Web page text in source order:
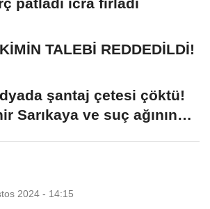
TALEBİ REDDEDİLDİ!
şantaj çetesi çöktü!
Sarıkaya ve suç ağının
2024 - 14:15